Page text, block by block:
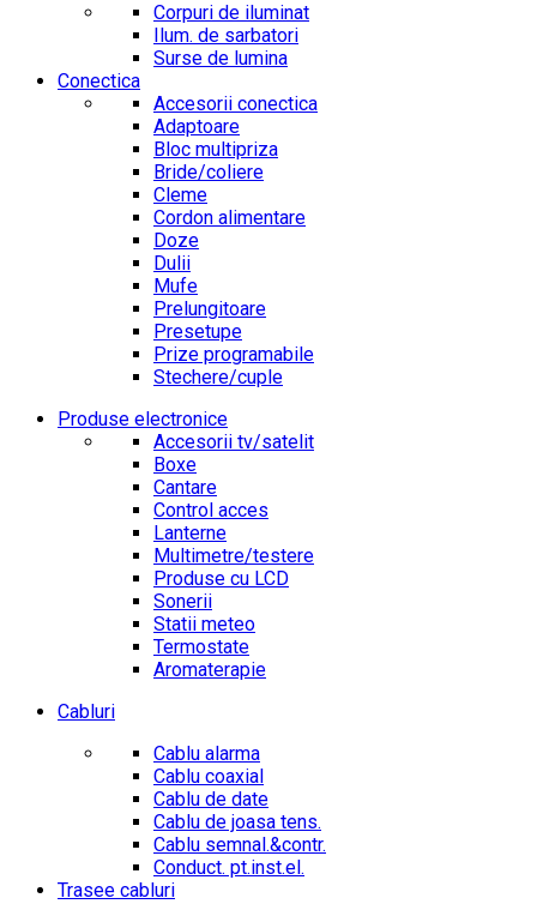
Corpuri de iluminat
Ilum. de sarbatori
Surse de lumina
Conectica
Accesorii conectica
Adaptoare
Bloc multipriza
Bride/coliere
Cleme
Cordon alimentare
Doze
Dulii
Mufe
Prelungitoare
Presetupe
Prize programabile
Stechere/cuple
Produse electronice
Accesorii tv/satelit
Boxe
Cantare
Control acces
Lanterne
Multimetre/testere
Produse cu LCD
Sonerii
Statii meteo
Termostate
Aromaterapie
Cabluri
Cablu alarma
Cablu coaxial
Cablu de date
Cablu de joasa tens.
Cablu semnal.&contr.
Conduct. pt.inst.el.
Trasee cabluri